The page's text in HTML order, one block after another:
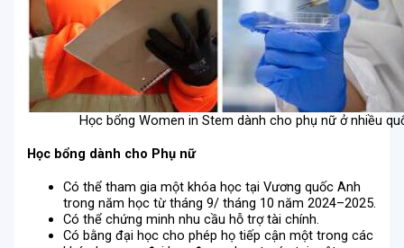
Học bổng Women in Stem dành cho phụ nữ ở nhiều
Học bổng dành cho Phụ nữ
Có thể tham gia một khóa học tại Vương quốc Anh
trong năm học từ tháng 9/ tháng 10 năm 2024–2025.
Có thể chứng minh nhu cầu hỗ trợ tài chính.
Có bằng đại học cho phép họ tiếp cận một trong các